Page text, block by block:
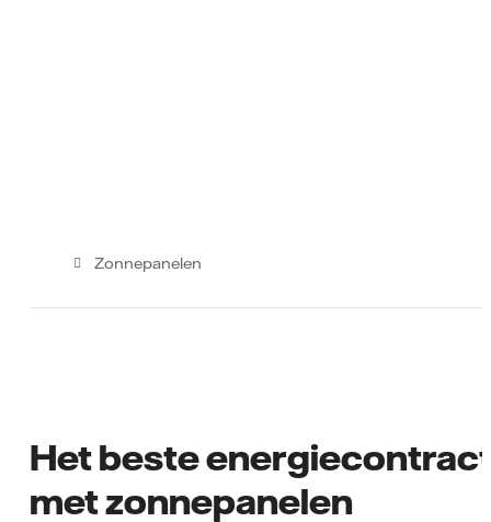
Zonnepanelen
Het beste
met zonnepanelen